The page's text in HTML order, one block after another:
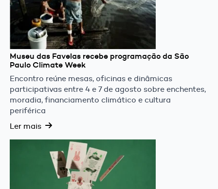
Museu das Favelas recebe programação da São
Paulo Climate Week
Encontro reúne mesas, oficinas e dinâmicas
participativas entre 4 e 7 de agosto sobre enchentes,
moradia, financiamento climático e cultura
periférica
Ler mais